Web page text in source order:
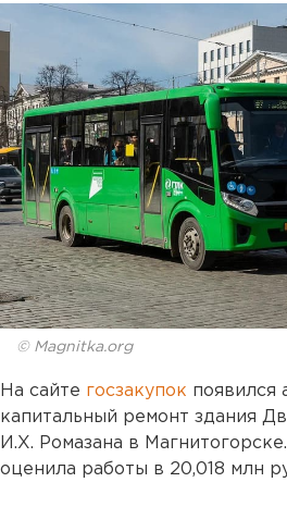
© Magnitka.org
На сайте госзакупок появился
капитальный ремонт здания
И.Х. Ромазана в
оценила работы в 20,018 млн